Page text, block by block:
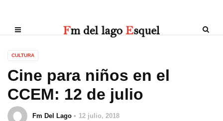
CULTURA
Cine para niños en el
CCEM: 12 de julio
Fm Del Lago 12 julio, 2018